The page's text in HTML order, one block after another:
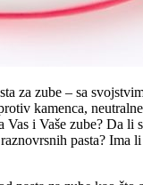
za zube – sa
kamenca,
Vas i Vaše zube? Da li
pasta? Ima